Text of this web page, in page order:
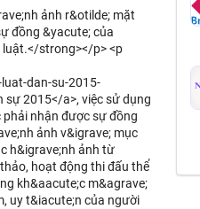
ảnh r&otilde; mặt
đồng &yacute; của
luật.</strong></p> <p
dan-su-2015-
sự 2015</a>, việc sử dụng
phải nhận được sự đồng
ảnh v&igrave; mục
h&igrave;nh ảnh từ
hoạt động thi đấu thể
kh&aacute;c m&agrave;
uy t&iacute;n của người